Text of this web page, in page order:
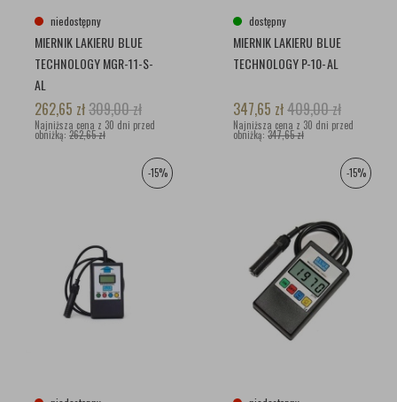
niedostępny
MIERNIK LAKIERU BLUE
TECHNOLOGY MGR-11-S-
AL
262,65 zł309,00zł
Najniższa cena z 30 dni przed
obniżką: 262,65 zł
dostępny
MIERNIK LAKIERU BLUE
TECHNOLOGY P-10-AL
347,65 zł409,00zł
Najniższa cena z 30 dni przed
obniżką: 347,65 zł
-15% -15%